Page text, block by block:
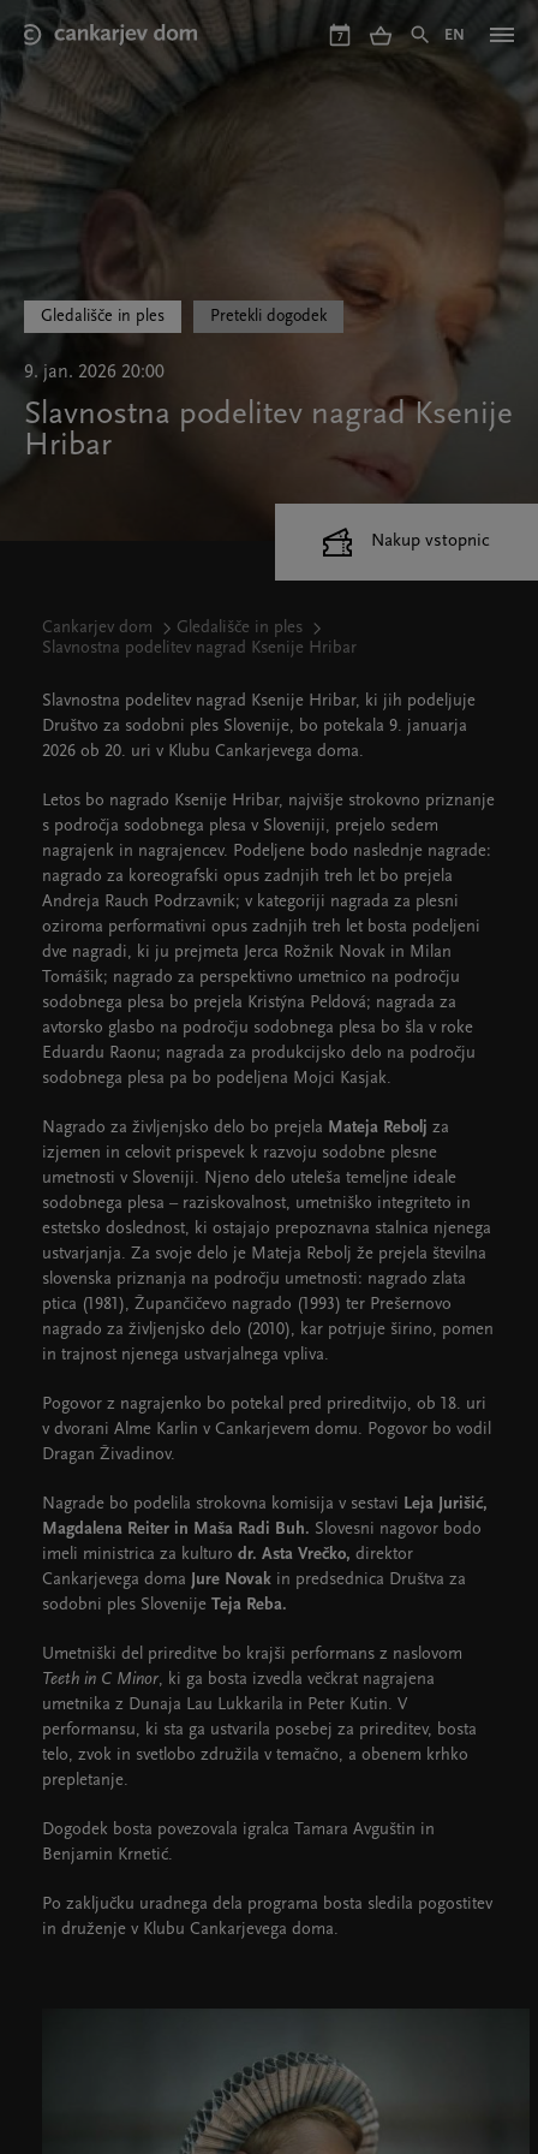
Skip
main
7 EN
Gledališče in ples Pretekli dogodek
9. jan. 2026 20:00
Slavnostna podelitev nagrad Ksenije
Hribar
Cankarjev dom
Gledališče in ples
Slavnostna podelitev nagrad Ksenije Hribar
Slavnostna podelitev nagrad Ksenije Hribar, ki jih podeljuje
Društvo za sodobni ples Slovenije, bo potekala 9. januarja
2026 ob 20. uri v Klubu Cankarjevega doma.
Letos bo nagrado Ksenije Hribar, najvišje strokovno priznanje
s področja sodobnega plesa v Sloveniji, prejelo sedem
nagrajenk in nagrajencev. Podeljene bodo naslednje nagrade:
nagrado za koreografski opus zadnjih treh let bo prejela
Andreja Rauch Podrzavnik; v kategoriji nagrada za plesni
oziroma performativni opus zadnjih treh let bosta podeljeni
dve nagradi, ki ju prejmeta Jerca Rožnik Novak in Milan
Tomášik; nagrado za perspektivno umetnico na področju
sodobnega plesa bo prejela Kristýna Peldová; nagrada za
avtorsko glasbo na področju sodobnega plesa bo šla v roke
Eduardu Raonu; nagrada za produkcijsko delo na področju
sodobnega plesa pa bo podeljena Mojci Kasjak.
Nagrado za življenjsko delo bo prejela Mateja Rebolj za
izjemen in celovit prispevek k razvoju sodobne plesne
umetnosti v Sloveniji. Njeno delo uteleša temeljne ideale
sodobnega plesa – raziskovalnost, umetniško integriteto in
estetsko doslednost, ki ostajajo prepoznavna stalnica njenega
ustvarjanja. Za svoje delo je Mateja Rebolj že prejela številna
slovenska priznanja na področju umetnosti: nagrado zlata
ptica (1981), Župančičevo nagrado (1993) ter Prešernovo
nagrado za življenjsko delo (2010), kar potrjuje širino, pomen
in trajnost njenega ustvarjalnega vpliva.
Pogovor z nagrajenko bo potekal pred prireditvijo, ob 18. uri
v dvorani Alme Karlin v Cankarjevem domu. Pogovor bo vodil
Dragan Živadinov.
Nagrade bo podelila strokovna komisija v sestavi Leja Jurišić,
Magdalena Reiter in Maša Radi Buh. Slovesni nagovor bodo
imeli ministrica za kulturo dr. Asta Vrečko, direktor
Cankarjevega doma
Jure Novak in predsednica Društva za
sodobni ples Slovenije Teja Reba.
Umetniški del prireditve bo krajši performans z naslovom
Teeth in C Minor, ki ga bosta izvedla večkrat nagrajena
umetnika z Dunaja Lau Lukkarila in Peter Kutin. V
performansu, ki sta ga ustvarila posebej za prireditev, bosta
telo, zvok in svetlobo združila v temačno, a obenem krhko
prepletanje.
Dogodek bosta povezovala igralca Tamara Avguštin in
Benjamin Krnetić.
Po zaključku uradnega dela programa bosta sledila pogostitev
in druženje v Klubu Cankarjevega doma.
Nakup vstopnic